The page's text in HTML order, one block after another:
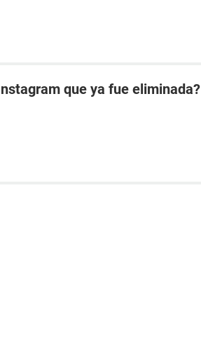
que ya fue eliminada?